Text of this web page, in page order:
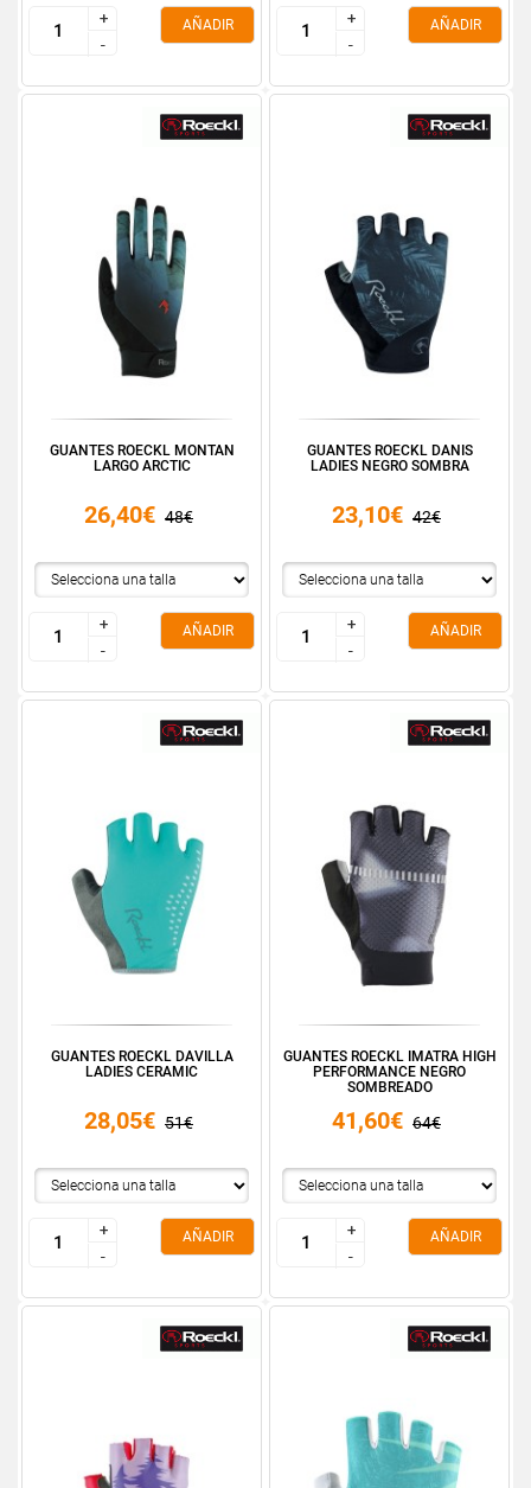
+
-
+
-
AÑADIR
+
-
+
-
AÑADIR
GUANTES ROECKL MONTAN
LARGO ARCTIC
26,40€ 48€
+
-
+
-
AÑADIR
GUANTES ROECKL DANIS
LADIES NEGRO SOMBRA
23,10€ 42€
+
-
+
-
AÑADIR
GUANTES ROECKL DAVILLA
LADIES CERAMIC
28,05€ 51€
+
-
+
-
AÑADIR
GUANTES ROECKL IMATRA HIGH
PERFORMANCE NEGRO
SOMBREADO
41,60€ 64€
+
-
+
-
AÑADIR